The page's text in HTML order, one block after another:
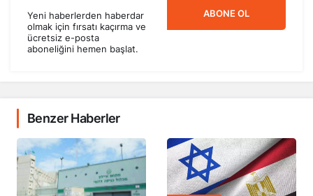
Yeni haberlerden haberdar
olmak için fırsatı kaçırma ve
ücretsiz e-posta
aboneliğini hemen başlat.
ABONE OL
Benzer Haberler